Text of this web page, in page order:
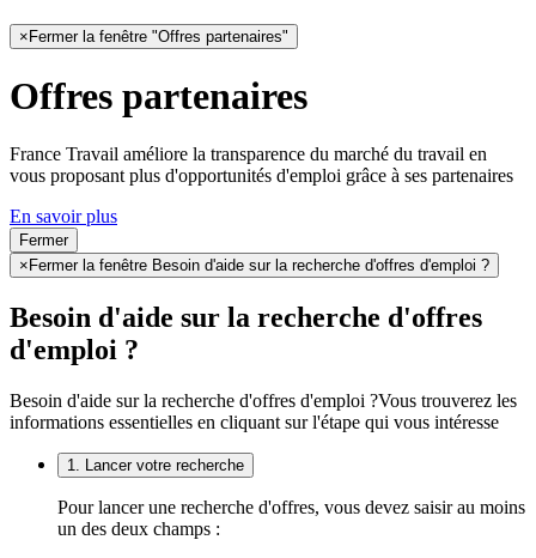
×Fermer la fenêtre "Offres partenaires"
Offres partenaires
France Travail améliore la transparence du marché du travail en
vous proposant plus d'opportunités d'emploi grâce à ses partenaires
En savoir plus
Fermer
× Fermer la fenêtre Besoin d'aide sur la recherche d'offres d'emploi ?
Besoin d'aide sur la recherche d'offres
d'emploi ?
Besoin d'aide sur la recherche d'offres d'emploi ?Vous trouverez les
informations essentielles en cliquant sur l'étape qui vous intéresse
1. Lancer votre recherche
Pour lancer une recherche d'offres, vous devez saisir au moins
un des deux champs :